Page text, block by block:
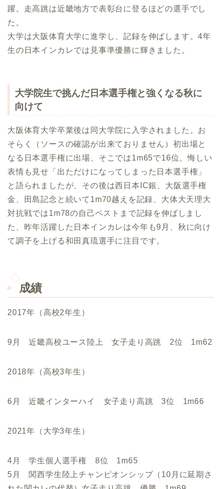
躍。走高跳は近畿地方で表彰台に登るほどの選手でし
た。
大学は大阪体育大学に進学し、記録を伸ばします。4年
生の日本インカレでは見事準優勝に輝きました。
大学院生で挑んだ日本選手権と強くなる秋に
向けて
大阪体育大学卒業後は同大学院に入学されました。お
そらく（ソースの確認が出来ておりません）初出場と
なる日本選手権に出場、そこでは1m65で16位、悔しい
表情も見せ「出ただけになってしまった日本選手権」
と語られましたが、その後は西日本IC銀、大阪選手権
金、田島記念と続いて1m70越えを記録、大体大天理大
対抗戦では1m78の自己ベストまで記録を伸ばしまし
た、昨年活躍した日本インカレは今年も9月、秋に向け
て調子を上げる和田真琉選手に注目です。
成績
2017年（高校2年生）
9月 近畿高校ユース陸上 女子走り高跳 2位 1m62
2018年（高校3年生）
6月 近畿インターハイ 女子走り高跳 3位 1m66
2021年（大学3年生）
4月 学生個人選手権 8位 1m65
5月 関西学生陸上チャンピオンシップ（10月に延期さ